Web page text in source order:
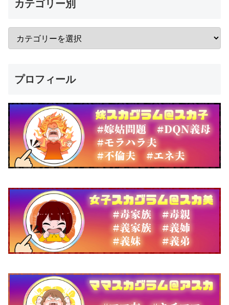
カテゴリー別
プロフィール